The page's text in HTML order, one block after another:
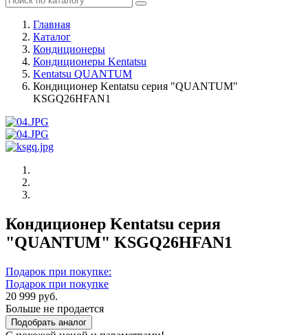
Главная
Каталог
Кондиционеры
Кондиционеры Kentatsu
Kentatsu QUANTUM
Кондиционер Kentatsu серия "QUANTUM"
KSGQ26HFAN1
Кондиционер Kentatsu серия
"QUANTUM" KSGQ26HFAN1
Подарок при покупке:
Подарок при покупке
20 999 руб.
Больше не продается
Подобрать аналог